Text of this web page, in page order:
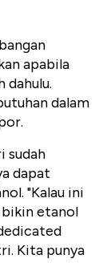
apabila
dahulu.
dalam
sudah
dapat
"Kalau ini
bikin etanol
Kita punya